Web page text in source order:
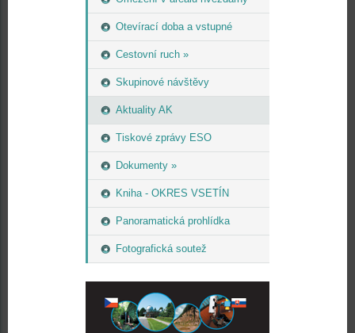
Otevírací doba a vstupné
Cestovní ruch »
Skupinové návštěvy
Aktuality AK
Tiskové zprávy ESO
Dokumenty »
Kniha - OKRES VSETÍN
Panoramatická prohlídka
Fotografická soutež